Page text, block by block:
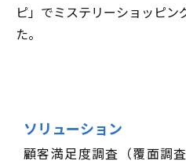
ピ」でミステリーショッピン
た。
ソリューション
顧客満足度調査（覆面調査